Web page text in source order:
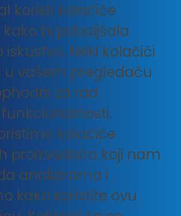
koristi kolačiće
bi poboljšala
iskustvo. Neki kolačići
u vašem pregledaču
za rad
kolačiće
proizvođača koji nam
analiziramo i
kako koristite ovu